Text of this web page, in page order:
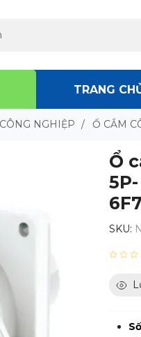
TRANG
NGHIỆP / Ổ CẮM
Ổ
SKU: